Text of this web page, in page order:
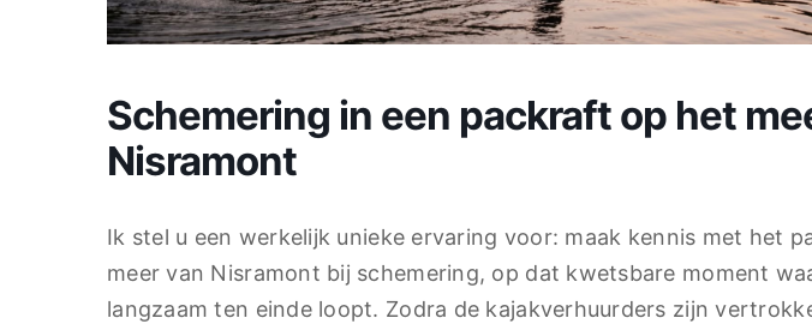
Schemering in een packraft op het
Nisramont
Ik stel u een werkelijk unieke ervaring voor: maak kennis met het
meer van Nisramont bij schemering, op dat kwetsbare moment
langzaam ten einde loopt. Zodra de kajakverhuurders zijn